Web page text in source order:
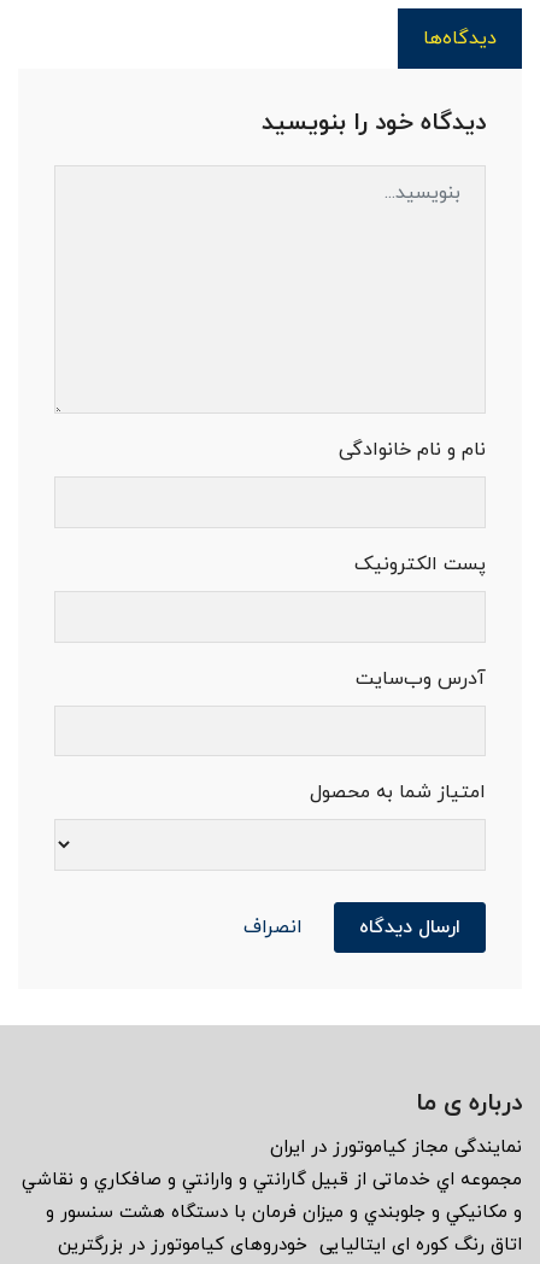
دیدگاه‌ها
دیدگاه خود را بنویسید
نام و نام خانوادگی
پست الکترونیک
آدرس وب‌سایت
امتیاز شما به محصول
ارسال دیدگاه انصراف
درباره ی ما
نمايندگى مجاز كياموتورز در ايران
مجموعه اي خدماتى از قبيل گارانتي و وارانتي و صافكاري و نقاشي
و مكانيكي و جلوبندي و ميزان فرمان با دستگاه هشت سنسور و
اتاق رنگ كوره اى ايتاليايى خودروهاى كياموتورز در بزرگترين